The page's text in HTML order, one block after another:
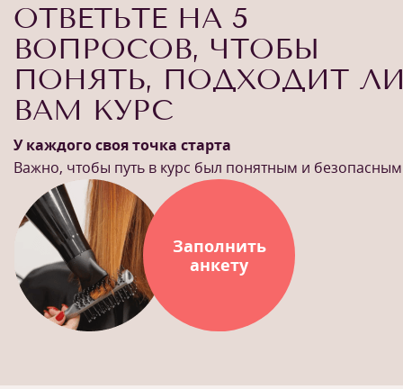
ОТВЕТЬТЕ НА 5
ВОПРОСОВ, ЧТОБЫ
ПОНЯТЬ, ПОДХОДИТ
ВАМ КУРС
У каждого своя точка старта
Важно, чтобы путь в курс был понятным и безопасным
Заполнить
анкету